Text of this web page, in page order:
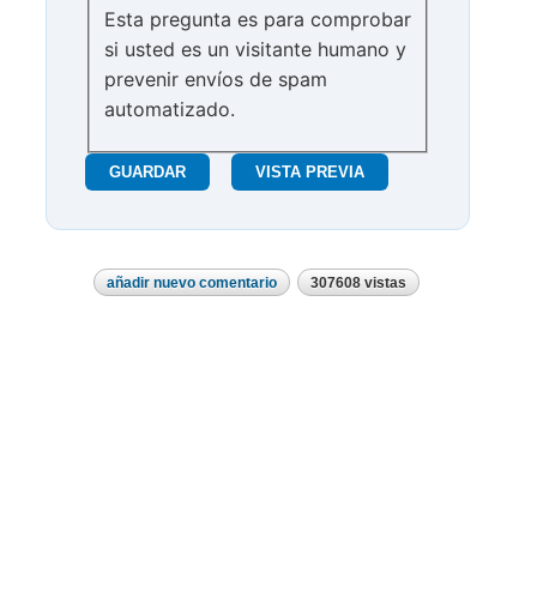
Esta pregunta es para comprobar
si usted es un visitante humano y
prevenir envíos de spam
automatizado.
añadir nuevo comentario 307608 vistas